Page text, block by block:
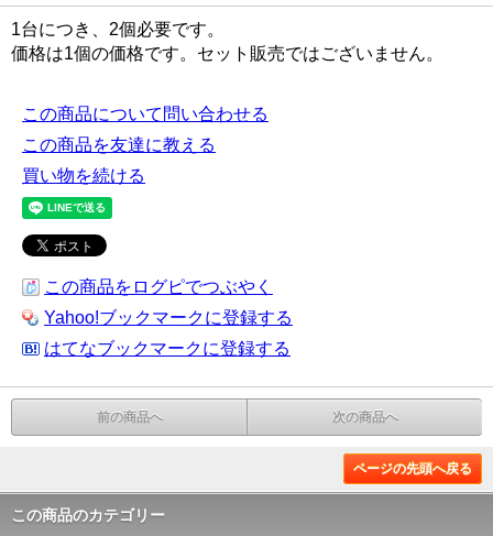
1台につき、2個必要です。
価格は1個の価格です。セット販売ではございません。
この商品について問い合わせる
この商品を友達に教える
買い物を続ける
この商品をログピでつぶやく
Yahoo!ブックマークに登録する
はてなブックマークに登録する
前の商品へ 次の商品へ
ページの先頭へ戻る
この商品のカテゴリー